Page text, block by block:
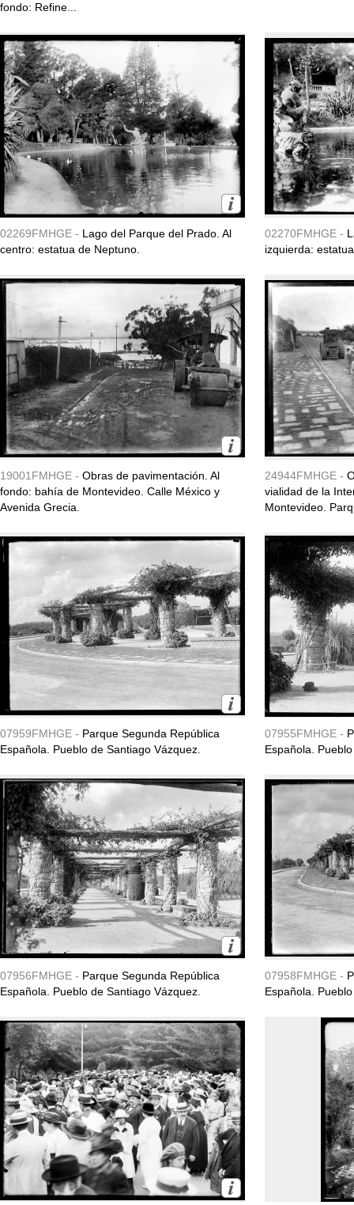
fondo: Refine...
02269FMHGE - Lago del Parque del Prado. Al
centro: estatua de Neptuno.
02270FMHGE -
izquierda:
19001FMHGE - Obras de pavimentación. Al
fondo: bahía de Montevideo. Calle México y
Avenida Grecia.
24944FMHGE -
vialidad de la
Montevideo.
07959FMHGE - Parque Segunda República
Española. Pueblo de Santiago Vázquez.
07955FMHGE -
Española.
07956FMHGE - Parque Segunda República
Española. Pueblo de Santiago Vázquez.
07958FMHGE -
Española.